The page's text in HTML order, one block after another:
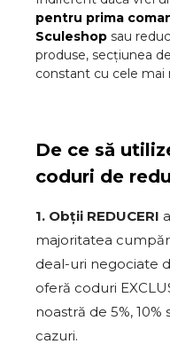
pentru prima
Sculeshop sau
produse, secțiunea
constant cu cele mai
De ce să
coduri de
1. Obții REDUCERI
majoritatea
deal-uri negociate
oferă coduri
noastră de 5%, 10%
cazuri.